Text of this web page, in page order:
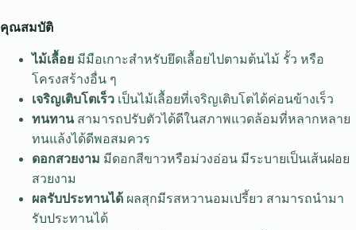
คุณสมบัติ
ไม้เลื้อย มีมือเกาะสำหรับยึดเลื้อยไปตามต้นไม้ รั้ว หรือ
โครงสร้างอื่น ๆ
เจริญเติบโตเร็ว เป็นไม้เลื้อยที่เจริญเติบโตได้ค่อนข้างเร็ว
ทนทานสามารถปรับตัวได้ดีในสภาพแวดล้อมที่หลากหลาย
ทนแล้งได้ดีพอสมควร
ดอกสวยงาม มีดอกสีขาวหรือม่วงอ่อน มีระบายเป็นเส้นฝอย
สวยงาม
ผลรับประทานได้ ผลสุกมีรสหวานอมเปรี้ยว สามารถนำมา
รับประทานได้